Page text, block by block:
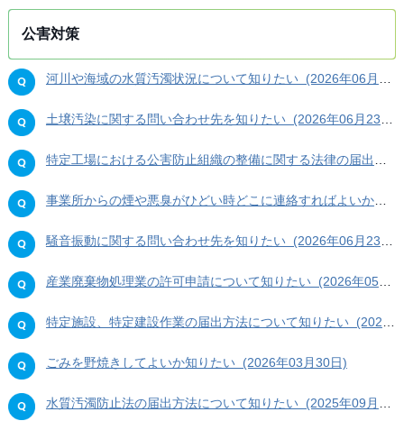
公害対策
河川や海域の水質汚濁状況について知りたい (2026年06月23日)
土壌汚染に関する問い合わせ先を知りたい (2026年06月23日)
特定工場における公害防止組織の整備に関する法律の届出方法について知りたい (2026年06月23日)
事業所からの煙や悪臭がひどい時どこに連絡すればよいか知りたい (2026年06月23日)
騒音振動に関する問い合わせ先を知りたい (2026年06月23日)
産業廃棄物処理業の許可申請について知りたい (2026年05月22日)
特定施設、特定建設作業の届出方法について知りたい (2026年03月31日)
ごみを野焼きしてよいか知りたい (2026年03月30日)
水質汚濁防止法の届出方法について知りたい (2025年09月18日)